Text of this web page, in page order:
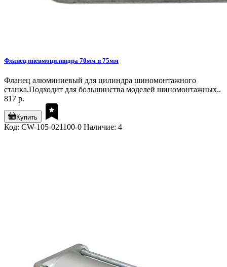
Фланец пневмоцилиндра 70мм и 75мм
Фланец алюминиевый для цилиндра шиномонтажного
станка.Подходит для большинства моделей шиномонтажных..
817 р.
Купить
Код: CW-105-021100-0 Наличие: 4